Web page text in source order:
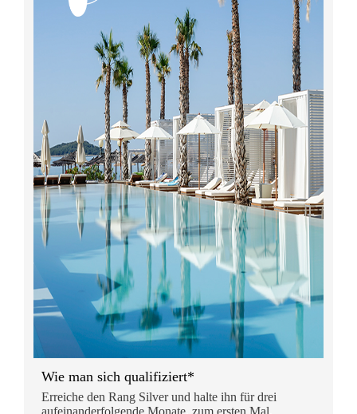
Wie man sich qualifiziert*
Erreiche den Rang Silver und halte ihn für drei